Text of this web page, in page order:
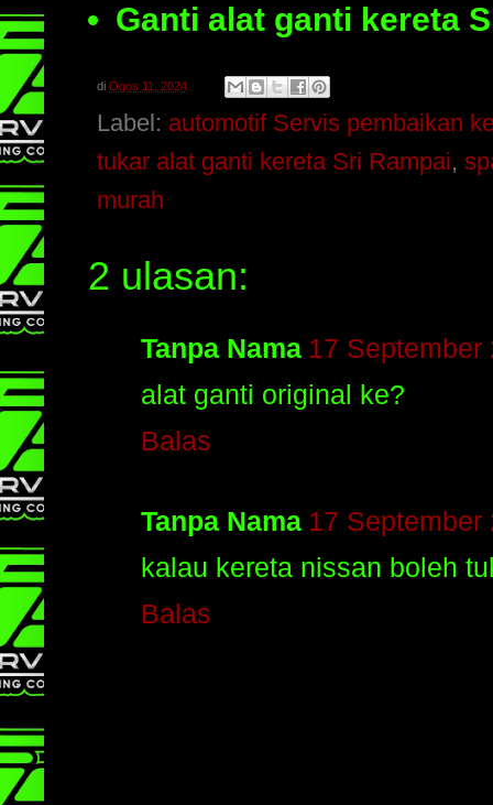
Ganti alat ganti kereta
di Ogos 11, 2024
Label: automotif Servis pembaikan
tukar alat ganti kereta Sri Rampai,
murah
2 ulasan:
Tanpa Nama 17 September
alat ganti original ke?
Balas
Tanpa Nama 17 September
kalau kereta nissan boleh
Balas